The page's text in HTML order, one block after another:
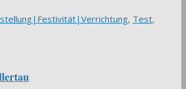
, Test,